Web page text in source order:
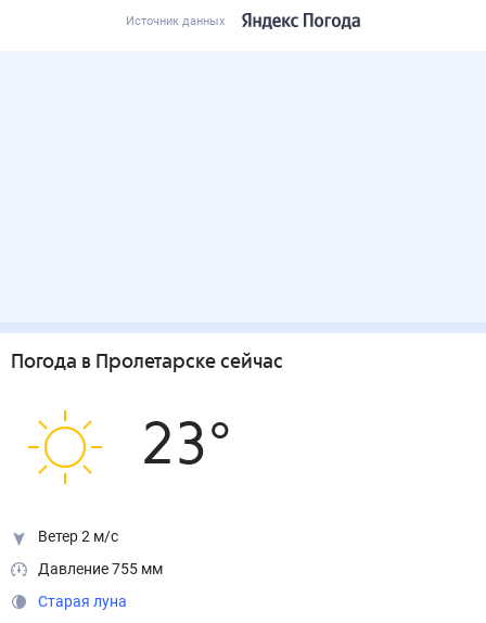
Источник данных
Погода в Пролетарске сейчас
23°
Ветер 2 м/с
Давление 755 мм
Старая луна